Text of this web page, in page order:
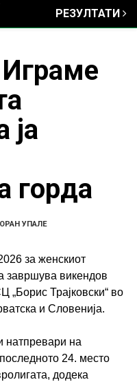
РЕЗУЛТАТИ
ја
горда
УПАЛЕ
за женскиот
завршува викендов
„Борис Трајковски“ во
и Словенија.
натпревари на
24. место
додека